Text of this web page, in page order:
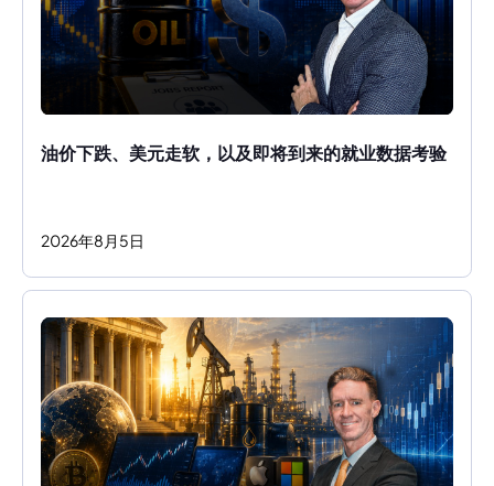
油价下跌、美元走软，以及即将到来的就业数据考验
2026年8 月 5日